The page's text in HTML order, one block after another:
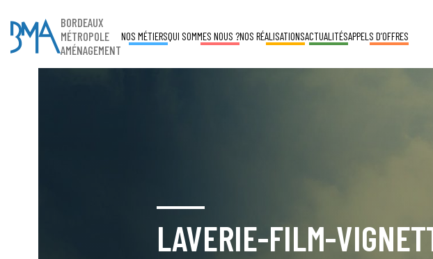
BORDEAUX
MÉTROPOLE
AMÉNAGEMENT
NOS MÉTIERSQUI SOMMES NOUS ?NOS RÉALISATIONSACTUALITÉSAPPELS D’OFFRES
LAVERIE-FILM-